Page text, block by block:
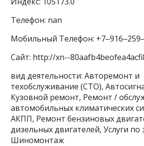
Телефон: nan
Мобильный Телефон:
Сайт: http://xn--
вид деятельности: Авторемонт и
техобслуживание (СТО),
Кузовной ремонт, Ремонт /
автомобильных климатических
АКПП, Ремонт бензиновых
дизельных двигателей, Услуги по
Шиномонтаж